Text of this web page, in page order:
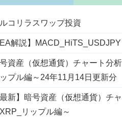
ルコリラスワップ投資
EA解説】
資産（仮想通貨）チャート分析
プル編～24年11月14日更新分
最新】暗号資産（仮想通貨）チ
リップル編～